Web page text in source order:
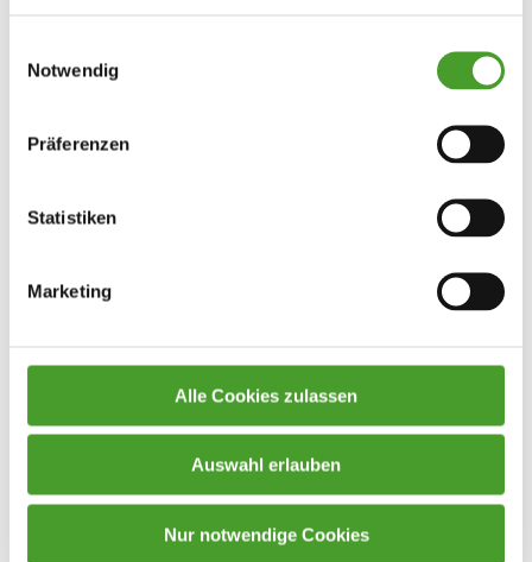
Notwendig
Präferenzen
Statistiken
Marketing
Alle Cookies zulassen
Auswahl erlauben
Nur notwendige Cookies